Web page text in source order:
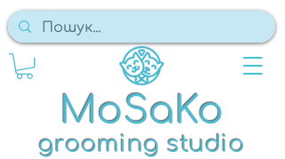
MoSaKo
grooming studio